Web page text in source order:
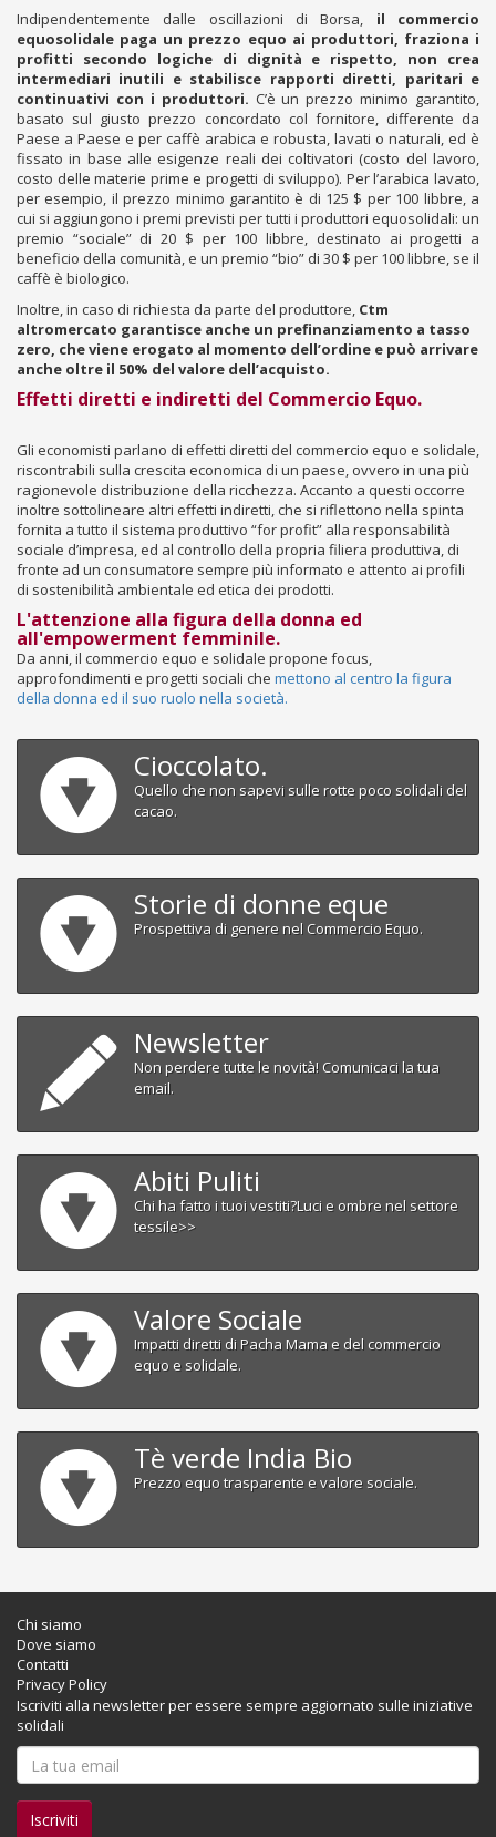
Indipendentemente dalle oscillazioni di Borsa, il commercio
equosolidale paga un prezzo equo ai produttori, fraziona i
profitti secondo logiche di dignità e rispetto, non crea
intermediari inutili e stabilisce rapporti diretti, paritari e
continuativi con i produttori. C’è un prezzo minimo garantito,
basato sul giusto prezzo concordato col fornitore, differente da
Paese a Paese e per caffè arabica e robusta, lavati o naturali, ed è
fissato in base alle esigenze reali dei coltivatori (costo del lavoro,
costo delle materie prime e progetti di sviluppo). Per l’arabica lavato,
per esempio, il prezzo minimo garantito è di 125 $ per 100 libbre, a
cui si aggiungono i premi previsti per tutti i produttori equosolidali: un
premio “sociale” di 20 $ per 100 libbre, destinato ai progetti a
beneficio della comunità, e un premio “bio” di 30 $ per 100 libbre, se il
caffè è biologico.
Inoltre, in caso di richiesta da parte del produttore, Ctm
altromercato garantisce anche un prefinanziamento a tasso
zero, che viene erogato al momento dell’ordine e può arrivare
anche oltre il 50% del valore dell’acquisto.
Effetti diretti e indiretti del Commercio Equo.
Gli economisti parlano di effetti diretti del commercio equo e solidale,
riscontrabili sulla crescita economica di un paese, ovvero in una più
ragionevole distribuzione della ricchezza. Accanto a questi occorre
inoltre sottolineare altri effetti indiretti, che si riflettono nella spinta
fornita a tutto il sistema produttivo “for profit” alla responsabilità
sociale d’impresa, ed al controllo della propria filiera produttiva, di
fronte ad un consumatore sempre più informato e attento ai profili
di sostenibilità ambientale ed etica dei prodotti.
L'attenzione alla figura della donna ed
all'empowerment femminile.
Da anni, il commercio equo e solidale propone focus,
approfondimenti e progetti sociali che mettono al centro la figura
della donna ed il suo ruolo nella società.
Cioccolato.
Quello che non sapevi sulle rotte poco solidali del
cacao.
Storie di donne eque
Prospettiva di genere nel Commercio Equo.
Newsletter
Non perdere tutte le novità! Comunicaci la tua
email.
Abiti Puliti
Chi ha fatto i tuoi vestiti?Luci e ombre nel settore
tessile>>
Valore Sociale
Impatti diretti di Pacha Mama e del commercio
equo e solidale.
Tè verde India Bio
Prezzo equo trasparente e valore sociale.
Chi siamo
Dove siamo
Contatti
Privacy Policy
Iscriviti alla newsletter per essere sempre aggiornato sulle iniziative
solidali
Iscriviti